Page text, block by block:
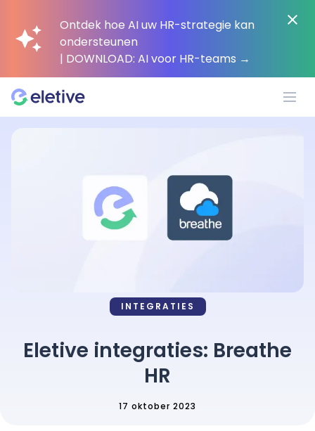
Ontdek hoe AI uw HR-strategie kan
ondersteunen
| DOWNLOAD: AI voor HR-teams →
Waarom Eletive?
INTEGRATIES
Eletive integraties: Breathe
HR
17 oktober 2023